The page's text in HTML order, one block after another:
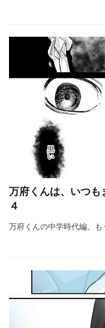
万府くんは、いつ
４
万府くんの中学時代編。